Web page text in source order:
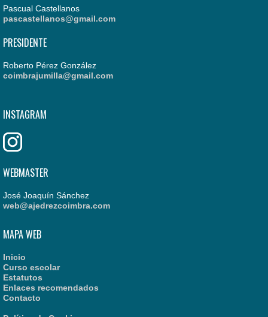
Pascual Castellanos
pascastellanos@gmail.com
PRESIDENTE
Roberto Pérez González
coimbrajumilla@gmail.com
INSTAGRAM
WEBMASTER
José Joaquín Sánchez
web@ajedrezcoimbra.com
MAPA WEB
Inicio
Curso escolar
Estatutos
Enlaces recomendados
Contacto